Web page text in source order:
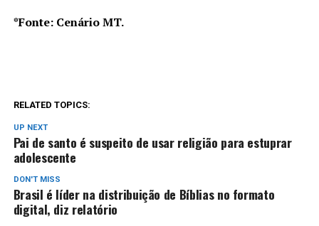
*Fonte: Cenário MT.
RELATED TOPICS:
UP NEXT
Pai de santo é suspeito de usar religião para estuprar
adolescente
DON'T MISS
Brasil é líder na distribuição de Bíblias no formato
digital, diz relatório